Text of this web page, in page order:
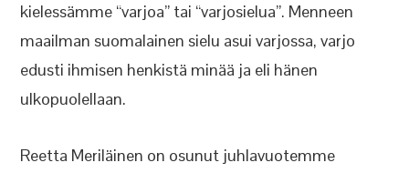
kielessämme “varjoa” tai “varjosielua”. Menneen
maailman suomalainen sielu asui varjossa, varjo
edusti ihmisen henkistä minää ja eli hänen
ulkopuolellaan.
Reetta Meriläinen on osunut juhlavuotemme